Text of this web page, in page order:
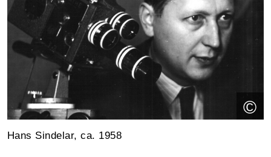
©
Hans Sindelar, ca. 1958